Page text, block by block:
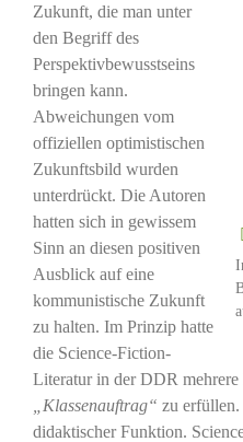
Zukunft, die man unter
den Begriff des
Perspektivbewusstseins
bringen kann.
Abweichungen vom
offiziellen optimistischen
Zukunftsbild wurden
unterdrückt. Die Autoren
hatten sich in gewissem
Sinn an diesen positiven
Ausblick auf eine
kommunistische Zukunft
zu halten. Im Prinzip hatte
die Science-Fiction-
Literatur in der DDR
„Klassenauftrag“ zu erfüllen.
didaktischer Funktion.